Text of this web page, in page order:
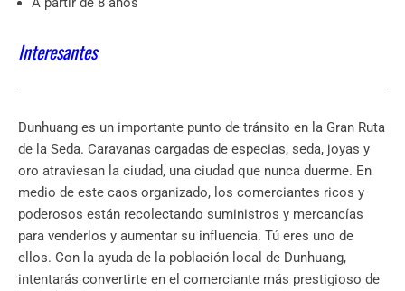
Interesantes
Dunhuang es un importante punto de tránsito en la Gran Ruta
de la Seda. Caravanas cargadas de especias, seda, joyas y
oro atraviesan la ciudad, una ciudad que nunca duerme. En
medio de este caos organizado, los comerciantes ricos y
poderosos están recolectando suministros y mercancías
para venderlos y aumentar su influencia. Tú eres uno de
ellos. Con la ayuda de la población local de Dunhuang,
intentarás convertirte en el comerciante más prestigioso de